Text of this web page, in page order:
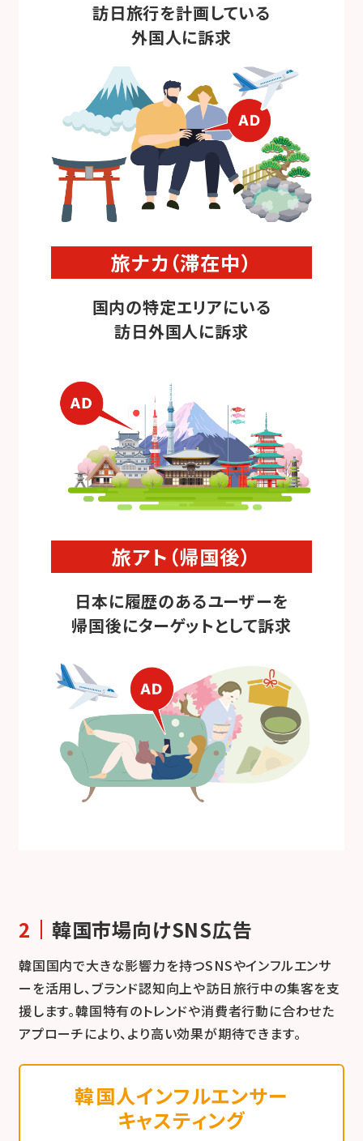
訪日旅行を計画している
外国人に訴求
旅ナカ（滞在中）
国内の特定エリアにいる
訪日外国人に訴求
旅アト（帰国後）
日本に履歴のあるユーザーを
帰国後にターゲットとして訴求
韓国市場向けSNS広告
韓国国内で大きな影響力を持つSNSやインフルエンサ
ーを活用し、ブランド認知向上や訪日旅行中の集客を支
援します。韓国特有のトレンドや消費者行動に合わせた
アプローチにより、より高い効果が期待できます。
韓国人インフルエンサー
キャスティング